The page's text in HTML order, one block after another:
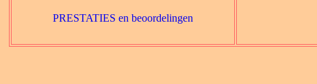
PRESTATIES en beoordelingen